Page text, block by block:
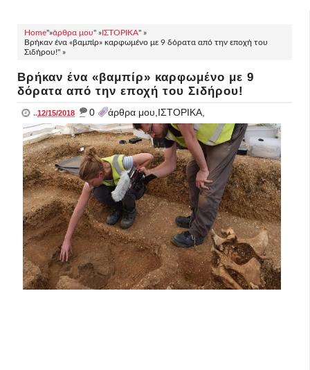
Home"»άρθρα μου" »ΙΣΤΟΡΙΚΑ" »
Βρήκαν ένα «βαμπίρ» καρφωμένο με 9 δόρατα από την εποχή του
Σιδήρου!" »
Βρήκαν ένα «βαμπίρ» καρφωμένο με 9
δόρατα από την εποχή του Σιδήρου!
..12/15/2018 _ 0 άρθρα μου,ΙΣΤΟΡΙΚΑ,